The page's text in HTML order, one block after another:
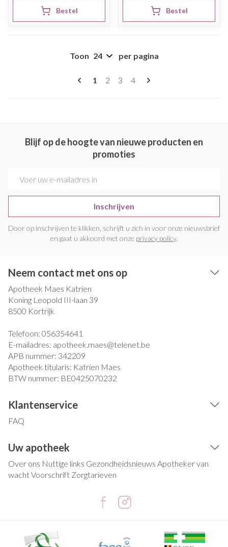
Bestel Bestel
Pagina's
U lees momenteel pagina
1 Pagina
2 Pagina
3 Pagina
4
Toon per pagina
Blijf op de hoogte van nieuwe producten en
promoties
Inschrijven
Door op inschrijven te klikken, schrijft u zich in voor onze nieuwsbrief
en gaat u akkoord met onze privacy policy.
Neem contact met ons op
Apotheek Maes Katrien
Koning Leopold III-laan 39
8500 Kortrijk
Telefoon: 056354641
E-mailadres: apotheek.maes@telenet.be
APB nummer: 342209
Apotheek titularis: Katrien Maes
BTW nummer: BE0425070232
Klantenservice
FAQ
Uw apotheek
Over ons Nuttige links Gezondheidsnieuws Apotheker van
wachtVoorschrift Zorgtarieven